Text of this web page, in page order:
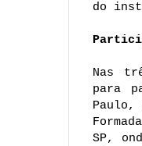
do
Nas
para
SP,